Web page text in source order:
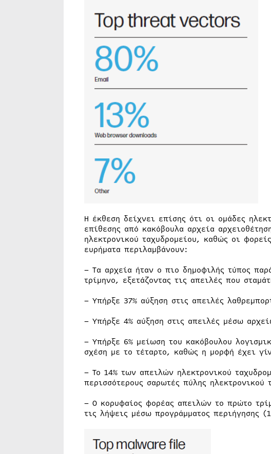
Η έκθεση δείχνει επίσης ότι οι ομάδες
επίθεσης από κακόβουλα αρχεία
ηλεκτρονικού ταχυδρομείου, καθώς οι
ευρήματα περιλαμβάνουν:
– Τα αρχεία ήταν ο πιο δημοφιλής τύπος
τρίμηνο, εξετάζοντας τις απειλές που
– Υπήρξε 37% αύξηση στις απειλές
– Υπήρξε 4% αύξηση στις απειλές μέσω
– Υπήρξε 6% μείωση του κακόβουλου
σχέση με το τέταρτο, καθώς η μορφή έχει
– Το 14% των απειλών ηλεκτρονικού
περισσότερους σαρωτές πύλης
– Ο κορυφαίος φορέας απειλών το πρώτο
τις λήψεις μέσω προγράμματος περιήγησης